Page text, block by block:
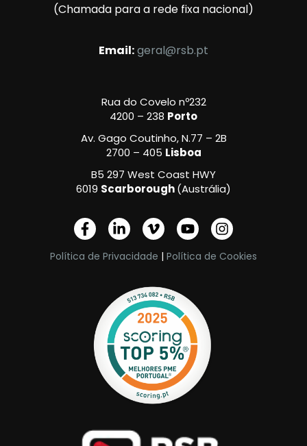
(Chamada para a rede fixa nacional)
Email:geral@rsb.pt
Rua do Covelo nº232
4200 – 238 Porto
Av. Gago Coutinho, N.77 – 2B
2700 – 405 Lisboa
B5 297 West Coast HWY
6019 Scarborough(Austrália)
F
a
c
e
L
i
n
k
d
n
-
i
n
V
i
m
e
-
v
Y
o
u
t
b
e
I
n
s
t
Política de Privacidade | Política de Cookies